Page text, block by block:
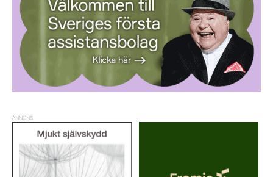
ANNONS